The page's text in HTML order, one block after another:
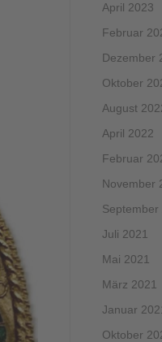
April 2023
Februar
Dezember
Oktober
August
April 2022
Februar
November
September
Juli 2021
Mai 2021
März 2021
Januar
Oktober